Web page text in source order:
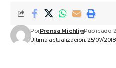
Última actualización: 25/07/2018
PorPrensa MichligPublicado: